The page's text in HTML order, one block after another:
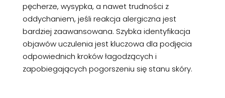
pęcherze, wysypka, a nawet trudności z
oddychaniem, jeśli reakcja alergiczna jest
bardziej zaawansowana. Szybka identyfikacja
objawów uczulenia jest kluczowa dla podjęcia
odpowiednich kroków łagodzących i
zapobiegających pogorszeniu się stanu skóry.